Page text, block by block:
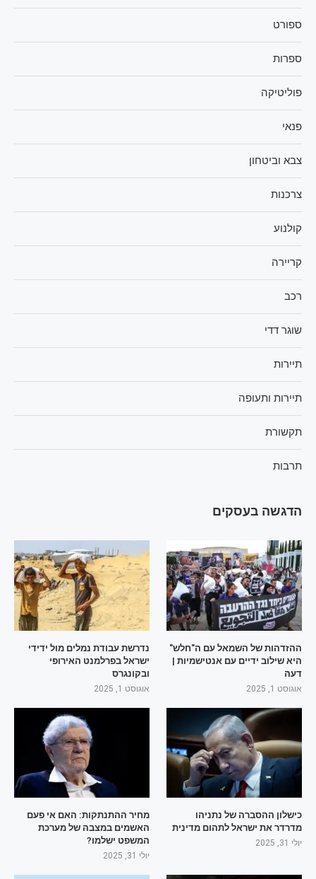
ספורט
ספרות
פוליטיקה
פנאי
צבא וביטחון
צרכנות
קולנוע
קריירה
רכב
שוגר דדי
תיירות
תיירות ותעופה
תקשורת
תרבות
הדגשה בעסקים
ההזדהות של השמאל עם ה"חלש"
היא שילוב ידיים עם אנטישמיות |
דעה
אוגוסט 1, 2025
נדרשת עבודת נמלים מול ידידי
ישראל בפרלמנט האירופי
ובקונגרס
אוגוסט 1, 2025
כישלון ההסברה של נתניהו
מדרדר את ישראל לתהום מדינית
יולי 31, 2025
מחיר ההתנתקות: האם אי פעם
האשמים במצבה של מערכת
המשפט ישלמו?
יולי 31, 2025